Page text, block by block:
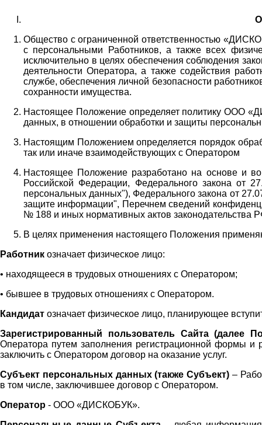
Общество с ограниченной ответственностью
с персональными Работников, а также всех
исключительно в целях обеспечения соблюдения
деятельности Оператора,а также содействия
службе, обеспечения личной безопасности
сохранности имущества.
Настоящее Положение определяет политику ООО
данных, в отношении обработки и защиты
Настоящим Положением определяется порядок
так или иначе взаимодействующих с Оператором
Настоящее Положение разработано на основе и во
Российской Федерации, Федерального закона
персональных данных"), Федерального закона от
защите информации", Перечнем сведений
№ 188 и иных нормативных актов законодательства
В целях применения настоящего Положения
Работник означает физическое лицо:
• находящееся в трудовых отношениях с Оператором;
• бывшее в трудовых отношениях с Оператором.
Кандидат означает физическое лицо, планирующее
Зарегистрированный пользователь Сайта (далее
Оператора путем заполнения регистрационной формы и
заключить с Оператором договор на оказание услуг.
Субъект персональных данных (также Субъект) –
в том числе, заключившее договор с Оператором.
Оператор - ООО «ДИСКОБУК».